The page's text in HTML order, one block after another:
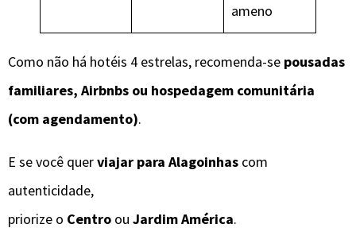
ameno
Como não há hotéis 4 estrelas, recomenda-se pousadas
familiares, Airbnbs ou hospedagem comunitária
(com agendamento).
E se você querviajar para Alagoinhas com
autenticidade,
priorize o Centro ou Jardim América.